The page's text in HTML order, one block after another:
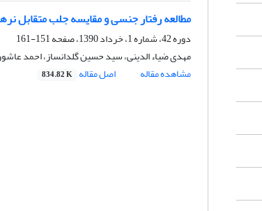
مطالعه رفتار جنسی و مقایسه جلب متقابل
دوره 42، شماره 1، خرداد 1390، صفحه
151-161
مهدی ضیاء الدینی، سید حسین گلدانساز، احمد
مشاهده مقاله
اصل مقاله 834.82 K